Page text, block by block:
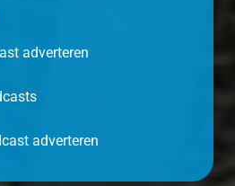
adverteren
adverteren